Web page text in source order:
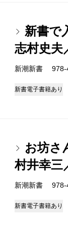
新書で
志村史夫
新潮新書
新書電子書籍あり
お坊さ
村井幸三
新潮新書
新書電子書籍あり